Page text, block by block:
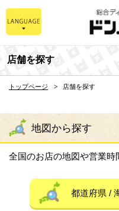
店舗を探す
トップページ 店舗を探す
地図から探す
全国のお店の地図や営業時